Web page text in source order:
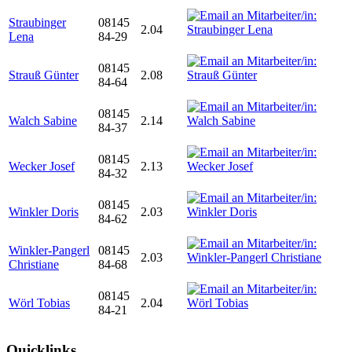
Straubinger
Lena
08145
84-29
2.04
Strauß Günter
08145
84-64
2.08
Walch Sabine
08145
84-37
2.14
Wecker Josef
08145
84-32
2.13
Winkler Doris
08145
84-62
2.03
Winkler-Pangerl
Christiane
08145
84-68
2.03
Wörl Tobias
08145
84-21
2.04